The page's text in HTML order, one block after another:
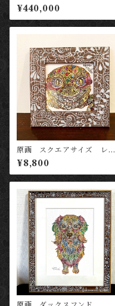
¥440,000
原画 スクエアサイズ レオ
パ イエロー
¥8,800